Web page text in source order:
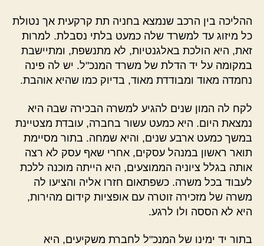
ההליכה בין הרכב שנמצא בחניה תת קרקעית אך נטולת
כל מיזוג עד למשרד שלה כמעט בלתי נסבלת. למרות
זאת, היא הולכת באלגנטיות, לא מתנשפת, ומתיישבת
במקומה על יד הדלת של משרד המנכ"ל. יש לה פינה
נחמדה מאוד ומבודדת מאוד, בדיוק כמו שהיא אוהבת.
לקח לה המון שנים להגיע למשרה הבכירה שבה היא
נמצאת היום. היא כמעט עשור בחברה, עובדת מצטיינת
במשך כמעט ארבע שנים, והיא שמחה. בתור מסיימת
תואר ראשון במנהל עסקים, אחרי שאף עסק לא רצה
אותה בגלל ציוניה הממוצעים, היא הייתה מוכנה ללכת
לעבוד בכל משרה. כשפתאום חזרו אליה והציעו לה
משרה של מזכירה זוטרה עם אופציות קידום מהירות,
היא לא הססה ולו לרגע.
בתור יד ימינו של המנכ"ל לחברת משקיעים, היא